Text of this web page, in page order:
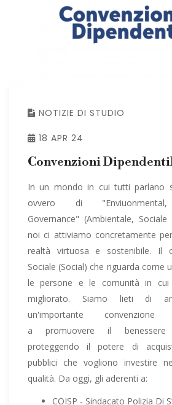
NOTIZIE DI STUDIO
18 APR 24
Convenzioni
In un mondo in cui tutti parlano
ovvero di
Governance" (Ambientale,
noi ci attiviamo concretamente
realtà virtuosa e sostenibile. Il
Sociale (Social) che riguarda come
le persone e le comunità in cui
migliorato. Siamo lieti di
un'importante
a promuovere il benessere
proteggendo il potere di
pubblici che vogliono investire
qualità. Da oggi, gli aderenti a:
COISP - Sindacato Polizia Di